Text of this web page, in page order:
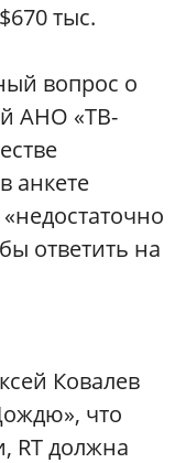
тыс.
вопрос о
АНО «ТВ-
анкете
ответить на
Ковалев
что
RT должна